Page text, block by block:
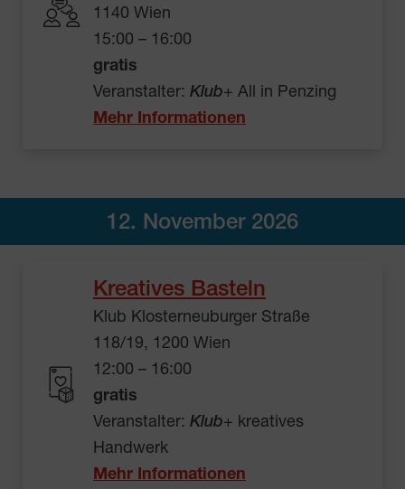
1140 Wien
15:00 – 16:00
gratis
Veranstalter: Klub+ All in Penzing
Mehr Informationen
12. November 2026
Kreatives Basteln
Klub Klosterneuburger Straße
118/19, 1200 Wien
12:00 – 16:00
gratis
Veranstalter: Klub+ kreatives
Handwerk
Mehr Informationen